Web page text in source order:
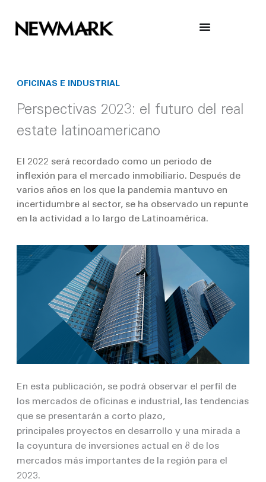
content
OFICINAS E INDUSTRIAL
Perspectivas 2023: el futuro del real
estate latinoamericano
El 2022 será recordado como un periodo de
inflexión para el mercado inmobiliario. Después de
varios años en los que la pandemia mantuvo en
incertidumbre al sector, se ha observado un repunte
en la actividad a lo largo de Latinoamérica.
En esta publicación, se podrá observar el perfil de
los mercados de oficinas e industrial, las tendencias
que se presentarán a corto plazo,
principales proyectos en desarrollo y una mirada a
la coyuntura de inversiones actual en 8 de los
mercados más importantes de la región para el
2023.